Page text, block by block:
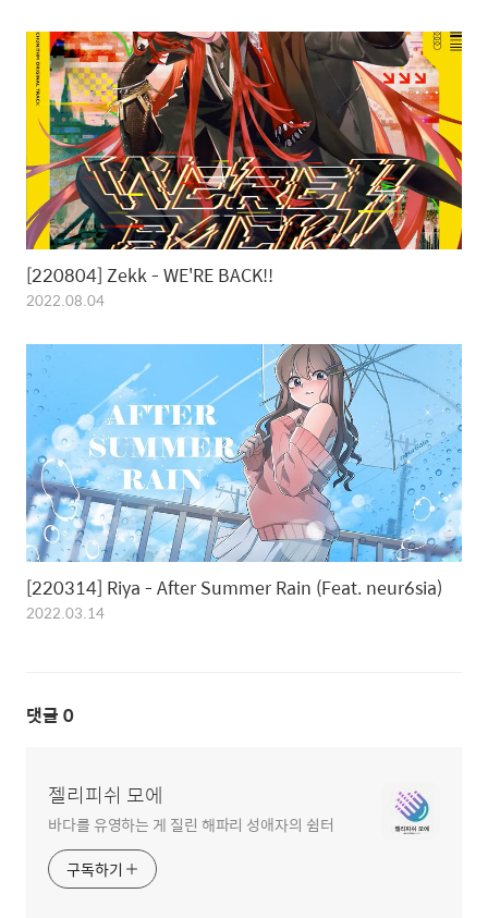
[220804] Zekk - WE'RE BACK!!
2022.08.04
[220314] Riya - After Summer Rain (Feat. neur6sia)
2022.03.14
댓글 0
젤리피쉬 모에
바다를 유영하는 게 질린 해파리 성애자의 쉼터
구독하기